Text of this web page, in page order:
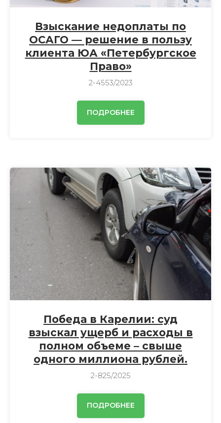
Взыскание недоплаты по
ОСАГО — решение в пользу
клиента ЮА «Петербургское
Право»
2-4553/2023
ПОДРОБНЕЕ
Победа в Карелии: суд
взыскал ущерб и расходы в
полном объеме – свыше
одного миллиона рублей.
2-825/2025
ПОДРОБНЕЕ